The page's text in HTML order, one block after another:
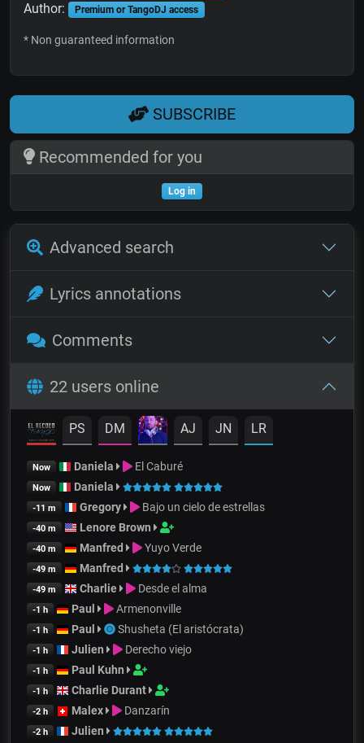
Author: Premium or TangoDJ access
* Non guaranteed information
SUBSCRIBE
Recommended for you
Log in
Advanced search
Lyrics annotations
Comments
22 users online
PS DM AJ JN LR
Now Daniela El Caburé
Now Daniela
-11 m Gregory Bajo un cielo de estrellas
-40 m Lenore Brown
-40 m Manfred Yuyo Verde
-49 m Manfred
-49 m Charlie Desde el alma
-1 h Paul Armenonville
-1 h Paul Shusheta (El aristócrata)
-1 h Julien Derecho viejo
-1 h Paul Kuhn
-1 h Charlie Durant
-2 h Malex Danzarín
-2 h Julien